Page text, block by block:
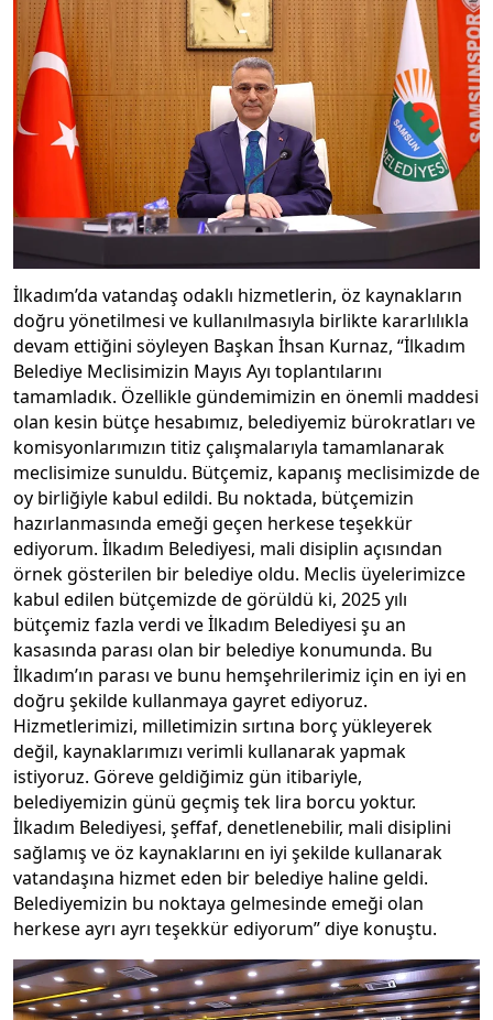
İlkadım’da vatandaş odaklı hizmetlerin, öz kaynakların
doğru yönetilmesi ve kullanılmasıyla birlikte kararlılıkla
devam ettiğini söyleyen Başkan İhsan Kurnaz, “İlkadım
Belediye Meclisimizin Mayıs Ayı toplantılarını
tamamladık. Özellikle gündemimizin en önemli maddesi
olan kesin bütçe hesabımız, belediyemiz bürokratları ve
komisyonlarımızın titiz çalışmalarıyla tamamlanarak
meclisimize sunuldu. Bütçemiz, kapanış meclisimizde de
oy birliğiyle kabul edildi. Bu noktada, bütçemizin
hazırlanmasında emeği geçen herkese teşekkür
ediyorum. İlkadım Belediyesi, mali disiplin açısından
örnek gösterilen bir belediye oldu. Meclis üyelerimizce
kabul edilen bütçemizde de görüldü ki, 2025 yılı
bütçemiz fazla verdi ve İlkadım Belediyesi şu an
kasasında parası olan bir belediye konumunda. Bu
İlkadım’ın parası ve bunu hemşehrilerimiz için en iyi en
doğru şekilde kullanmaya gayret ediyoruz.
Hizmetlerimizi, milletimizin sırtına borç yükleyerek
değil, kaynaklarımızı verimli kullanarak yapmak
istiyoruz. Göreve geldiğimiz gün itibariyle,
belediyemizin günü geçmiş tek lira borcu yoktur.
İlkadım Belediyesi, şeffaf, denetlenebilir, mali disiplini
sağlamış ve öz kaynaklarını en iyi şekilde kullanarak
vatandaşına hizmet eden bir belediye haline geldi.
Belediyemizin bu noktaya gelmesinde emeği olan
herkese ayrı ayrı teşekkür ediyorum” diye konuştu.